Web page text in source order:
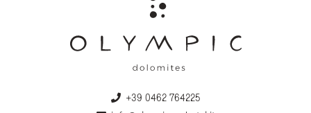
+39 0462 764225